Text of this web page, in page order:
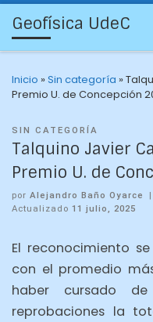
Geofísica UdeC
Inicio »Sin categoría »
Premio U. de Concepción
SIN CATEGORÍA
Talquino Javier
Premio U. de
por Alejandro Baño Oyarce |
Actualizado 11 julio, 2025
El reconocimiento
con el promedio
haber cursado
reprobaciones la